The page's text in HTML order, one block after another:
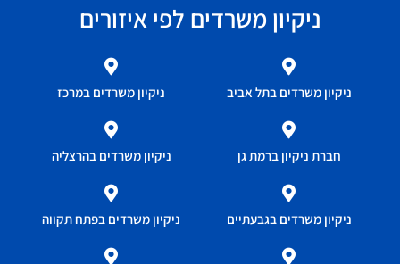
ניקיון משרדים לפי איזורים
ניקיון משרדים בתל אביב ניקיון משרדים במרכז
חברת ניקיון ברמת גן ניקיון משרדים בהרצליה
ניקיון משרדים בגבעתיים ניקיון משרדים בפתח תקווה